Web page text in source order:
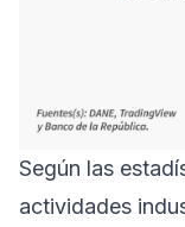
Según las
actividades